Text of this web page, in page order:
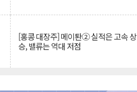
[홍콩 대장주] 메이퇀② 실적은 고속 상
승, 밸류는 역대 저점